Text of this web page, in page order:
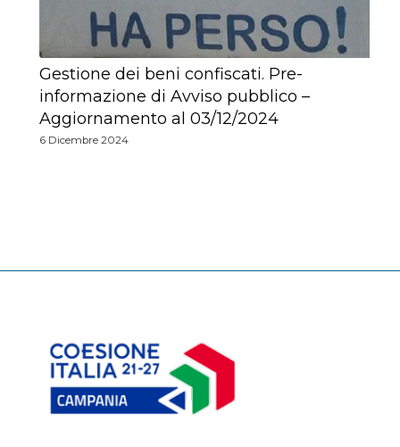
Gestione dei beni confiscati. Pre-
informazione di Avviso pubblico –
Aggiornamento al 03/12/2024
6 Dicembre 2024